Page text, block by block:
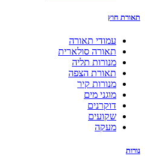
תאורת חוץ
עמודי תאורה
תאורה סולארית
מנורות תליה
תאורת הצפה
מנורות קיר
מוגני מים
דוקרנים
שקועים
מעקה
נורות